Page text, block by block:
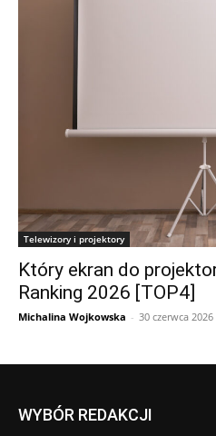
Telewizory i projektory
Który ekran do
Ranking 2026 [TOP4]
Michalina Wojkowska - 30 czerwca 2026
WYBÓR REDAKCJI